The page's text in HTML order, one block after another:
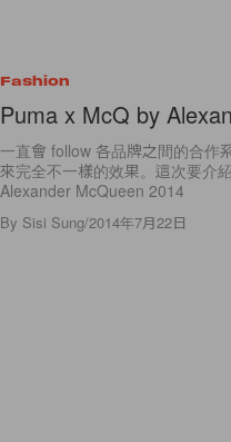
Fashion
Puma x McQ by
一直會 follow 各品牌之間的合作
來完全不一樣的效果。這次要介
Alexander McQueen 2014
By Sisi Sung/2014年7月22日